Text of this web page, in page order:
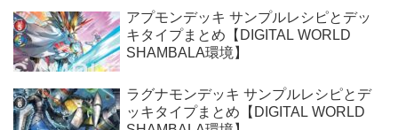
アプモンデッキ サンプルレシピとデッ
キタイプまとめ【DIGITAL WORLD
SHAMBALA環境】
ラグナモンデッキ サンプルレシピとデ
ッキタイプまとめ【DIGITAL WORLD